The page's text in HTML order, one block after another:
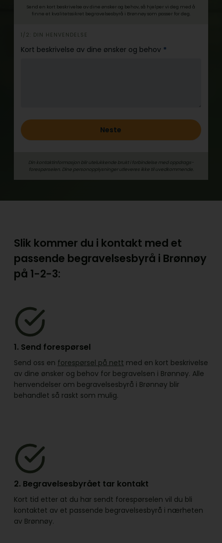
Send en kort beskrivelse av dine ønsker og behov, så hjelper vi deg med å
finne et kvalitetssikret begravelsesbyrå i Brønnøy som passer for deg.
h
e
1/2: DIN HENVENDELSE
Kort beskrivelse av dine ønsker og behov *
Neste
Din kontaktinformasjon blir utelukkende brukt i forbindelse med oppdrags­
forespørselen. Dine person­­opplysninger utleveres ikke til uvedkommende.
Slik kommer du i kontakt med et
passende begravelsesbyrå i Brønnøy
på 1-2-3:
1. Send forespørsel
Send oss en forespørsel på nett med en kort beskrivelse
av dine ønsker og behov for begravelsen i Brønnøy. Alle
henvendelser om begravelsesbyrå i Brønnøy blir
behandlet så raskt som mulig.
2. Begravelsesbyrået tar kontakt
Kort tid etter at du har sendt forespørselen vil du bli
kontaktet av et passende begravelsesbyrå i nærheten
av Brønnøy.